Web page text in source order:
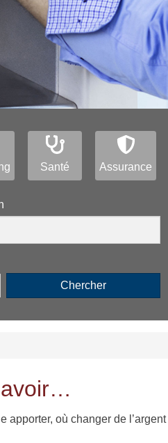
Santé Assurance
Chercher
où changer de